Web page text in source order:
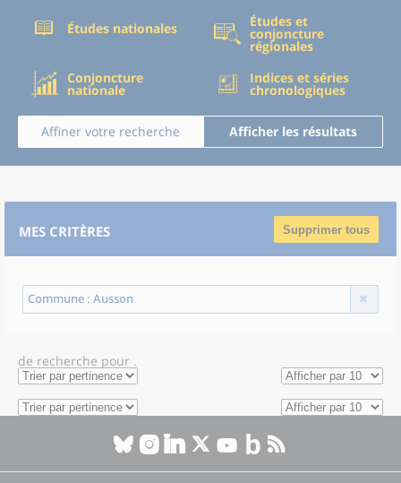
Études nationales Études et
conjoncture
régionales
Conjoncture
nationale
Indices et séries
chronologiques
Affiner votre recherche Afficher les résultats
MES CRITÈRES Supprimer tous
Commune : Ausson
de recherche pour .